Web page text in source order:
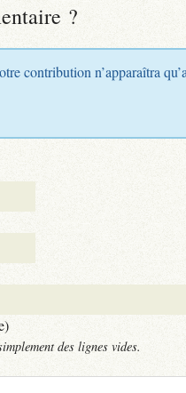
?
contribution n’apparaîtra
des lignes vides.